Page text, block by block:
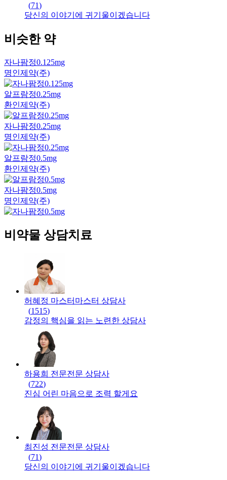
(71)
당신의 이야기에 귀기울이겠습니다
비슷한 약
자나팜정0.125mg
명인제약(주)
알프람정0.25mg
환인제약(주)
자나팜정0.25mg
명인제약(주)
알프람정0.5mg
환인제약(주)
자나팜정0.5mg
명인제약(주)
비약물 상담치료
허혜정 마스터 마스터 상담사
(1515)
감정의 핵심을 읽는 노련한 상담사
하용희 전문전문 상담사
(722)
진심 어린 마음으로 조력 할게요
최진성 전문전문 상담사
(71)
당신의 이야기에 귀기울이겠습니다